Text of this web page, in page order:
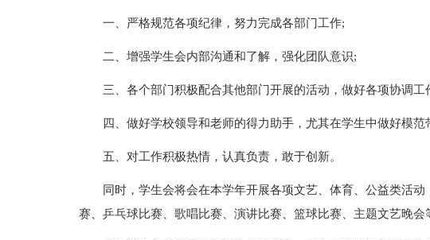
一、严格规范各项纪律，努力完成各部门工作;
二、增强学生会内部沟通和了解，强化团队意识;
三、各个部门积极配合其他部门开展的活动，做好各项协调工
四、做好学校领导和老师的得力助手，尤其在学生中做好模范
五、对工作积极热情，认真负责，敢于创新。
同时，学生会将会在本学年开展各项文艺、体育、公益类活
赛、乒乓球比赛、歌唱比赛、演讲比赛、篮球比赛、主题文艺晚会